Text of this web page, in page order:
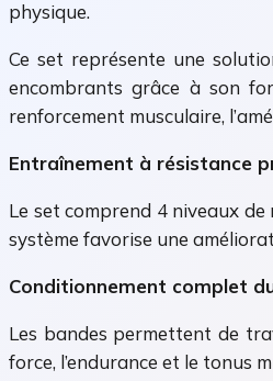
physique.
Ce set représente une
encombrants grâce à son
renforcement musculaire,
Entraînement à résistance
Le set comprend 4 niveaux
système favorise une
Conditionnement complet
Les bandes permettent de
force, l’endurance et le tonus